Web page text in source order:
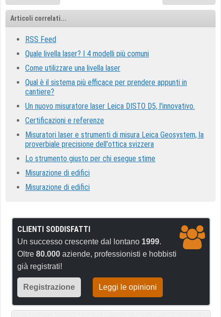
Articoli correlati...
RSS Feed
Quale livella laser? I 4 modelli più comuni
Come utilizzare una livella laser
Qual è il sistema più efficace per prendere appunti in
cantiere?
Un nuovo misuratore laser Leica DISTO D5, l'innovativo.
Certificazioni e referenze
Misuratori laser e strumenti di misura Leica Geosystem, la
proverbiale precisione dell'ottica svizzera
Lo strumento giusto per chi esegue stime
Misurazione di edifici
Misurazione di edifici
CLIENTI SODDISFATTI
Un successo crescente dal lontano 1999.
Oltre 80.000 aziende, professionisti e hobbisti
già registrati!
Registrazione Leggi le opinioni